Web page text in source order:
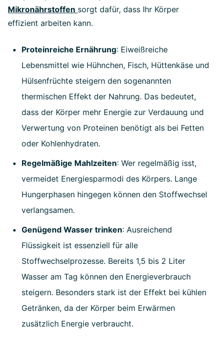
Mikronährstoffen sorgt dafür, dass Ihr Körper
effizient arbeiten kann.
Proteinreiche Ernährung: Eiweißreiche
Lebensmittel wie Hühnchen, Fisch, Hüttenkäse und
Hülsenfrüchte steigern den sogenannten
thermischen Effekt der Nahrung. Das bedeutet,
dass der Körper mehr Energie zur Verdauung und
Verwertung von Proteinen benötigt als bei Fetten
oder Kohlenhydraten.
Regelmäßige Mahlzeiten: Wer regelmäßig isst,
vermeidet Energiesparmodi des Körpers. Lange
Hungerphasen hingegen können den Stoffwechsel
verlangsamen.
Genügend Wasser trinken: Ausreichend
Flüssigkeit ist essenziell für alle
Stoffwechselprozesse. Bereits 1,5 bis 2 Liter
Wasser am Tag können den Energieverbrauch
steigern. Besonders stark ist der Effekt bei kühlen
Getränken, da der Körper beim Erwärmen
zusätzlich Energie verbraucht.